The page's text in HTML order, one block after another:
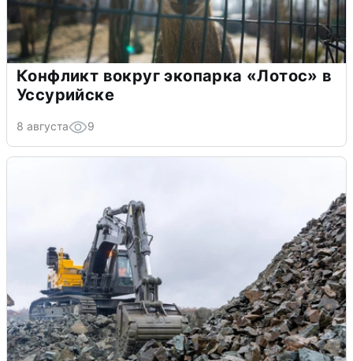
Конфликт вокруг экопарка «Лотос» в
Уссурийске
8 августа 9